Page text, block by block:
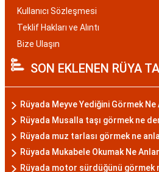
Kullanıcı Sözleşmesi
Teklif Hakları ve Alıntı
Bize Ulaşın
SON EKLENEN RÜYA
Rüyada Meyve Yediğini Görmek
Rüyada Musalla taşı görmek ne
Rüyada muz tarlası görmek ne
Rüyada Mukabele Okumak Ne
Rüyada motor sürdüğünü görmek